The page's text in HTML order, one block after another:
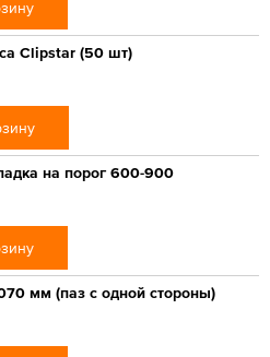
Clipstar (50 шт)
на порог 600-900
мм (паз с одной стороны)